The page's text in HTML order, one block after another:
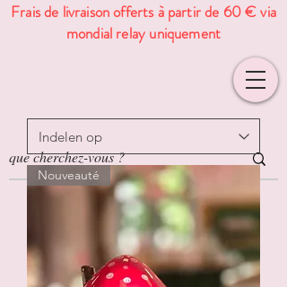
Frais de livraison offerts à partir de 60 € via
mondial relay uniquement
Nouveauté